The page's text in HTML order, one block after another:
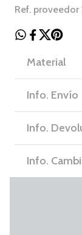
Ref. proveedor
Material
Info. Envío
Info.
Info.